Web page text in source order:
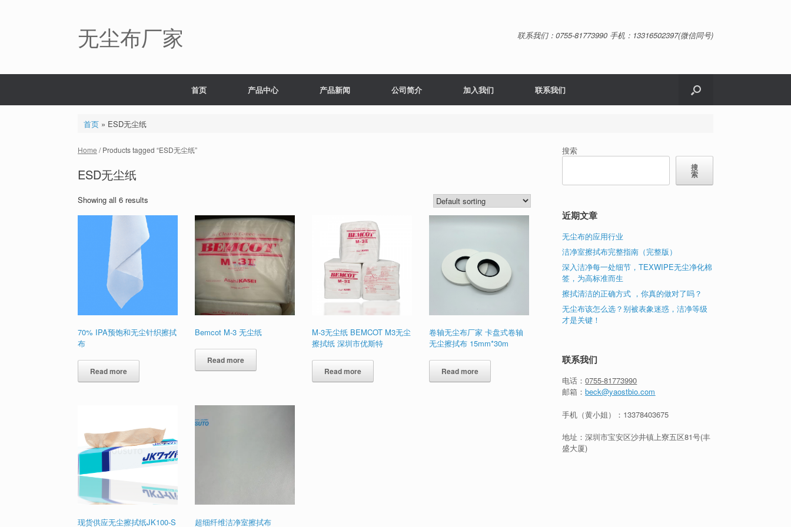
无尘布厂家 联系我们：0755-81773990 手机：13316502397(微信同号)
首页 产品中心 产品新闻 公司简介 加入我们 联系我们
首页» ESD无尘纸
Home / Products tagged “ESD无尘纸”
ESD无尘纸
Showing all 6 results
70% IPA预饱和无尘针织擦拭
布
Read more
Bemcot M-3 无尘纸
Read more
M-3无尘纸 BEMCOT M3无尘
擦拭纸 深圳市优斯特
Read more
卷轴无尘布厂家 卡盘式卷轴
无尘擦拭布 15mm*30m
Read more
现货供应无尘擦拭纸JK100-S 超细纤维洁净室擦拭布
搜索
搜
索
近期文章
无尘布的应用行业
洁净室擦拭布完整指南（完整版）
深入洁净每一处细节，TEXWIPE无尘净化棉
签，为高标准而生
擦拭清洁的正确方式 ，你真的做对了吗？
无尘布该怎么选？别被表象迷惑，洁净等级
才是关键！
联系我们
电话：0755-81773990
邮箱：beck@yaostbio.com
手机（黄小姐）： 13378403675
地址：深圳市宝安区沙井镇上寮五区81号(丰
盛大厦)